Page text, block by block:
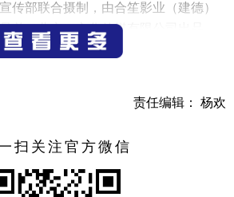
传部联合摄制，由合笙影业（建德）
弟（北京）文化传媒有限公司出品，
民院线上映。
法企业的博弈，由张力川执导，黄飚
我国环境违法入刑的事件改编，深度
工作的专业细节与复杂挑战，向公众
责任编辑： 杨欢
扫关注官方微信